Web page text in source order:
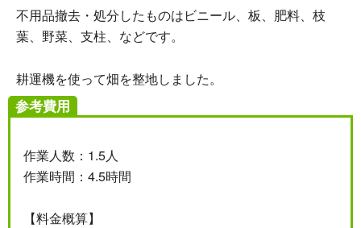
不用品撤去・処分したものはビニール、板、肥料、枝
葉、野菜、支柱、などです。
耕運機を使って畑を整地しました。
参考費用
作業人数：1.5人
作業時間：4.5時間
【料金概算】